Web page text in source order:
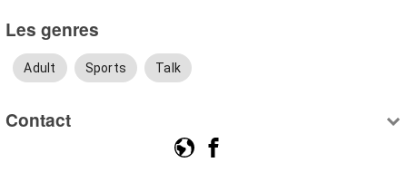
Les genres
Adult Sports Talk
Contact